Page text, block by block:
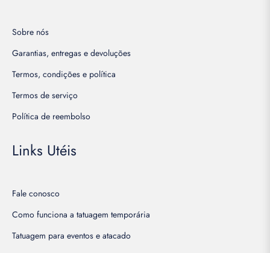
Sobre nós
Garantias, entregas e devoluções
Termos, condições e política
Termos de serviço
Política de reembolso
Links Utéis
Fale conosco
Como funciona a tatuagem temporária
Tatuagem para eventos e atacado